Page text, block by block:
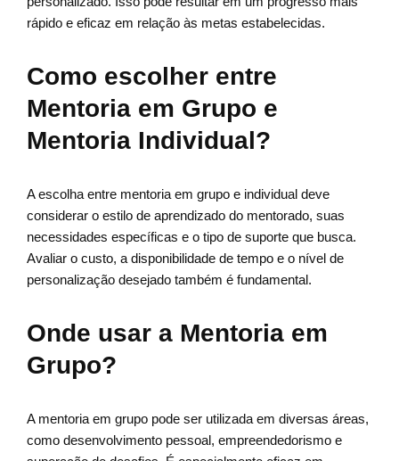
rápido e eficaz em relação às metas estabelecidas.
Como escolher entre
Mentoria em Grupo e
Mentoria Individual?
A escolha entre mentoria em grupo e individual deve
considerar o estilo de aprendizado do mentorado, suas
necessidades específicas e o tipo de suporte que busca.
Avaliar o custo, a disponibilidade de tempo e o nível de
personalização desejado também é fundamental.
Onde usar a Mentoria em
Grupo?
A mentoria em grupo pode ser utilizada em diversas áreas,
como desenvolvimento pessoal, empreendedorismo e